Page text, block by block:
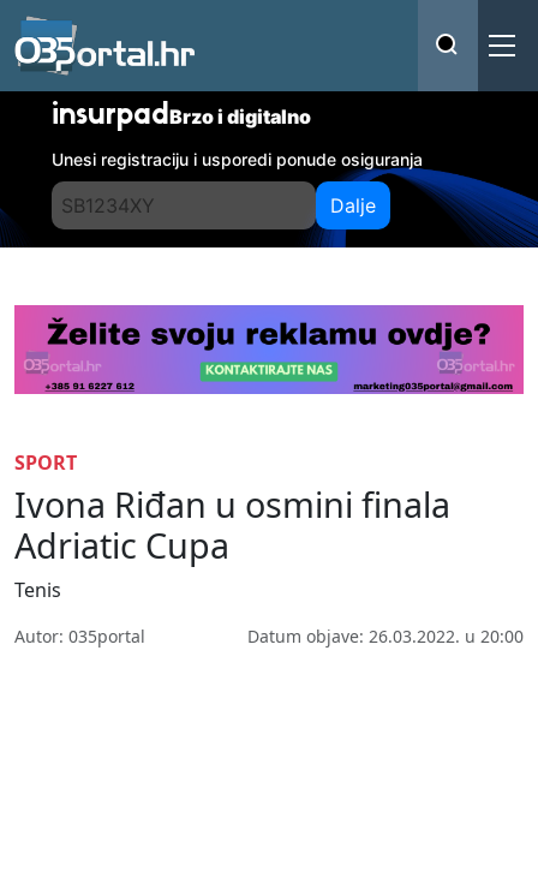
insurpadBrzo i digitalno
Unesi registraciju i usporedi ponude osiguranja
Dalje
SPORT
Ivona Riđan u osmini finala
Adriatic Cupa
Tenis
Autor: 035portal Datum objave: 26.03.2022. u 20:00